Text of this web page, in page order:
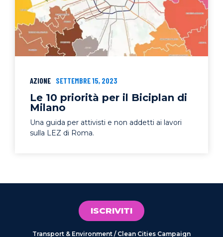
AZIONE SETTEMBRE 15, 2023
Le 10 priorità per il Biciplan di
Milano
Una guida per attivisti e non addetti ai lavori
sulla LEZ di Roma.
ISCRIVITI
Transport & Environment / Clean Cities Campaign